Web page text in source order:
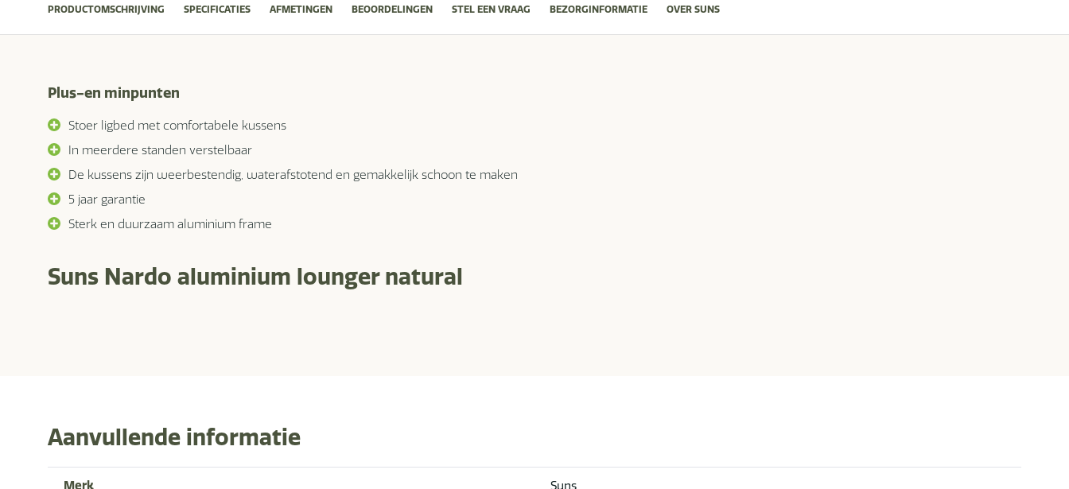
PRODUCTOMSCHRIJVING SPECIFICATIES AFMETINGEN BEOORDELINGEN STEL EEN VRAAG BEZORGINFORMATIE OVER SUNS
Plus-en minpunten
Stoer ligbed met comfortabele kussens
In meerdere standen verstelbaar
De kussens zijn weerbestendig, waterafstotend en gemakkelijk schoon te maken
5 jaar garantie
Sterk en duurzaam aluminium frame
Suns Nardo aluminium lounger natural
Aanvullende informatie
Merk Suns